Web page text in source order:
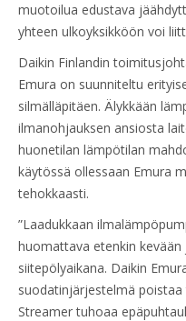
muotoilua edustava
yhteen ulkoyksikköön voi
Daikin Finlandin
Emura on suunniteltu
silmälläpitäen. Älykkään
ilmanohjauksen ansiosta
huonetilan lämpötilan
käytössä ollessaan Emura
tehokkaasti.
”Laadukkaan
huomattava etenkin
siitepölyaikana. Daikin
suodatinjärjestelmä
Streamer tuhoaa